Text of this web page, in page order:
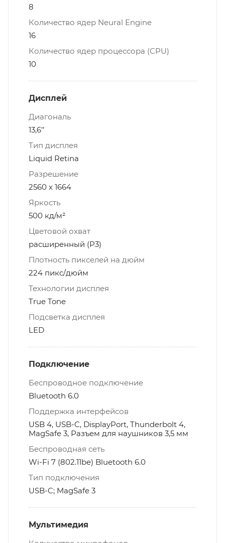
8
Количество ядер Neural Engine
16
Количество ядер процессора (CPU)
10
Дисплей
Диагональ
13,6’’
Тип дисплея
Liquid Retina
Разрешение
2560 x 1664
Яркость
500 кд/м²
Цветовой охват
расширенный (P3)
Плотность пикселей на дюйм
224 пикс/дюйм
Технологии дисплея
True Tone
Подсветка дисплея
LED
Подключение
Беспроводное подключение
Bluetooth 6.0
Поддержка интерфейсов
USB 4, USB-C, DisplayPort, Thunderbolt 4,
MagSafe 3, Разъем для наушников 3,5 мм
Беспроводная сеть
Wi-Fi 7 (802.11be) Bluetooth 6.0
Тип подключения
USB-C; MagSafe 3
Мультимедия